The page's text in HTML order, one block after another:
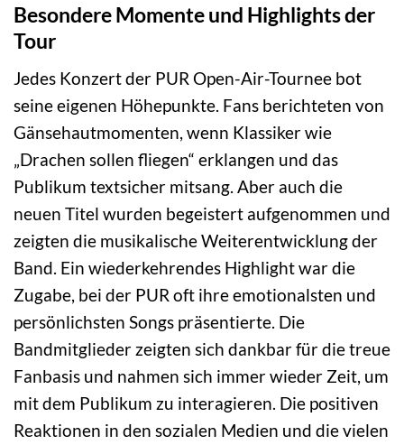
Besondere Momente und Highlights der
Tour
Jedes Konzert der PUR Open-Air-Tournee bot
seine eigenen Höhepunkte. Fans berichteten von
Gänsehautmomenten, wenn Klassiker wie
„Drachen sollen fliegen“ erklangen und das
Publikum textsicher mitsang. Aber auch die
neuen Titel wurden begeistert aufgenommen und
zeigten die musikalische Weiterentwicklung der
Band. Ein wiederkehrendes Highlight war die
Zugabe, bei der PUR oft ihre emotionalsten und
persönlichsten Songs präsentierte. Die
Bandmitglieder zeigten sich dankbar für die treue
Fanbasis und nahmen sich immer wieder Zeit, um
mit dem Publikum zu interagieren. Die positiven
Reaktionen in den sozialen Medien und die vielen